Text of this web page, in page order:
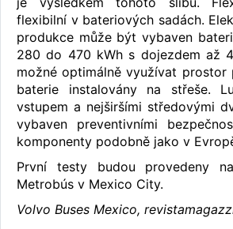
flexibilní v bateriových sadách.
produkce může být vybaven
280 do 470 kWh s dojezdem až
možné optimálně využívat prostor
baterie instalovány na střeše.
vstupem a nejširšími středovými
vybaven preventivními
komponenty podobně jako v
První testy budou provedeny
Metrobús v Mexico City.
Volvo Buses Mexico,